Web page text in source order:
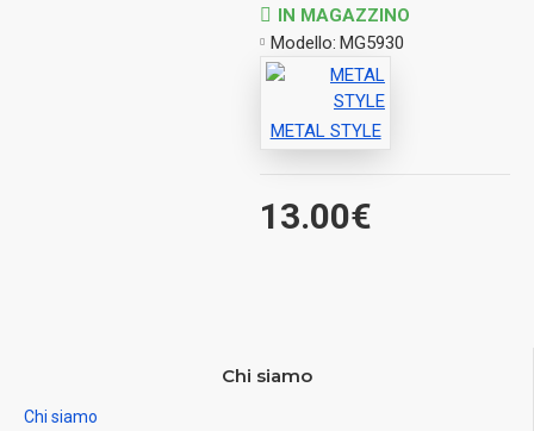
13.00€
IN MAGAZZINO
Modello: MG5930
METAL STYLE
Chi siamo
Chi siamo